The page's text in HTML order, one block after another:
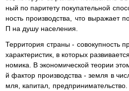
ный по паритету покупательной
ность производства, что выражает
П на душу населения.
Территория страны - совокупность
характеристик, в которых
номика. В экономической теории
й фактор производства - земля в
мля, капитал,